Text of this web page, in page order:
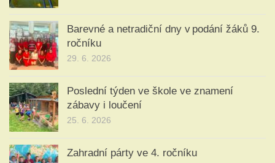
Barevné a netradiční dny v podání žáků 9.
ročníku
29. 6. 2026
Poslední týden ve škole ve znamení
zábavy i loučení
25. 6. 2026
Zahradní párty ve 4. ročníku